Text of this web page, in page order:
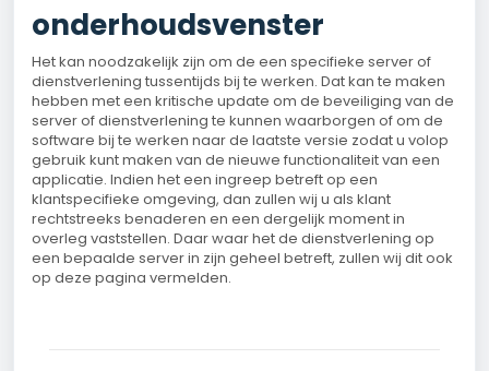
onderhoudsvenster
Het kan noodzakelijk zijn om de een specifieke server of
dienstverlening tussentijds bij te werken. Dat kan te maken
hebben met een kritische update om de beveiliging van de
server of dienstverlening te kunnen waarborgen of om de
software bij te werken naar de laatste versie zodat u volop
gebruik kunt maken van de nieuwe functionaliteit van een
applicatie. Indien het een ingreep betreft op een
klantspecifieke omgeving, dan zullen wij u als klant
rechtstreeks benaderen en een dergelijk moment in
overleg vaststellen. Daar waar het de dienstverlening op
een bepaalde server in zijn geheel betreft, zullen wij dit ook
op deze pagina vermelden.